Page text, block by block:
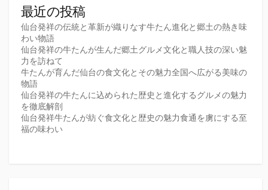
最近の投稿
仙台発祥の伝統と革新が織りなす牛たん進化と郷土の熱き味
わい物語
仙台発祥の牛たんが生んだ郷土グルメ文化と職人技の深い魅
力を訪ねて
牛たんが育んだ仙台の食文化とその魅力全国へ広がる美味の
物語
仙台発祥の牛たんに込められた歴史と進化するグルメの魅力
を徹底解剖
仙台発祥牛たんが紡ぐ食文化と歴史の魅力食通を虜にする至
福の味わい